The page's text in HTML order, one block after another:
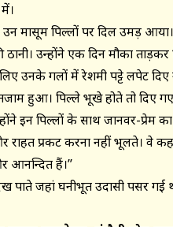
मासूम पिल्लों पर दिल उमड़ आया।
उन्होंने एक दिन मौका ताड़कर
उनके गलों में रेशमी पट्टे लपेट
हुआ। पिल्ले भूखे होते तो दिए
इन पिल्लों के साथ जानवर-प्रेम
राहत प्रकट करना नहीं भूलते। वे
आनन्दित हैं।’’
पाते जहां घनीभूत उदासी पसर